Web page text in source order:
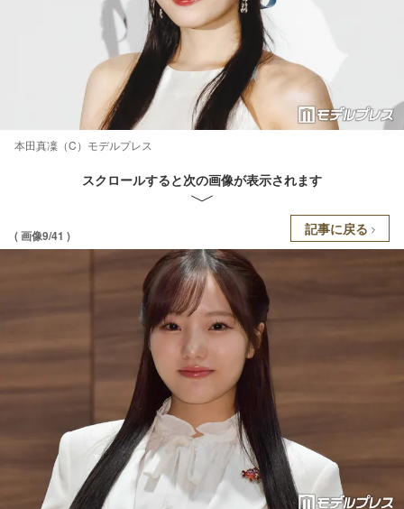
本田真凜（C）モデルプレス
スクロールすると次の画像が表示されます
( 画像9/41 ) 記事に戻る